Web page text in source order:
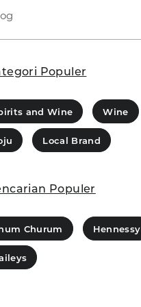
Populer
and Wine Wine
Local Brand
Populer
Churum Hennessy